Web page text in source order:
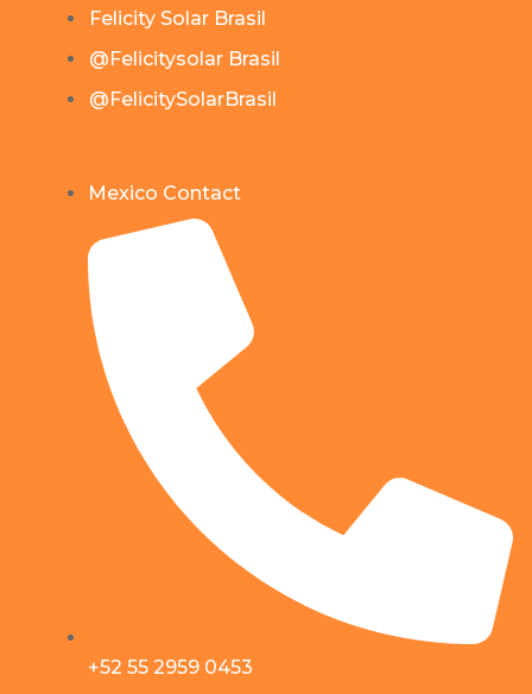
Felicity Solar Brasil
@Felicitysolar Brasil
@FelicitySolarBrasil
Mexico Contact
+52 55 2959 0453